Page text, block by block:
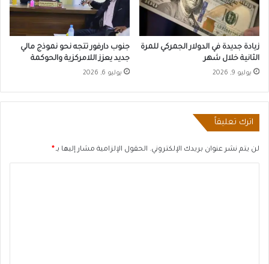
زيادة جديدة في الدولار الجمركي للمرة
الثانية خلال شهر
يوليو 9, 2026
جنوب دارفور تتجه نحو نموذج مالي
جديد يعزز اللامركزية والحوكمة
يوليو 6, 2026
اترك تعليقاً
لن يتم نشر عنوان بريدك الإلكتروني. الحقول الإلزامية مشار إليها بـ *